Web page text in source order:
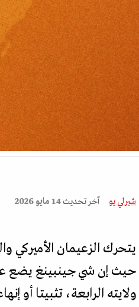
شيرلي يو آخر تحديث 14 مايو 2026
يتحرك الزعيمان الأميركي
ولايته الرابعة، تثبيتا